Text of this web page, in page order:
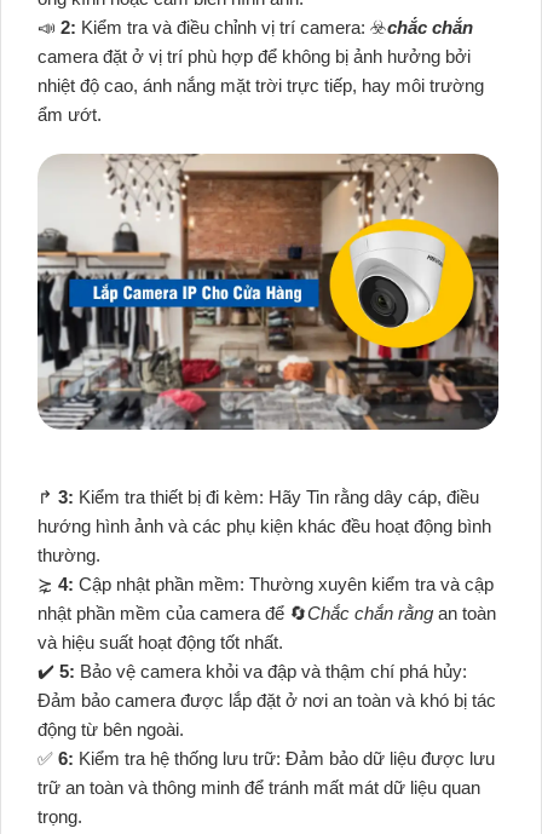
📣 2: Kiểm tra và điều chỉnh vị trí camera: ☣️chắc chắn
camera đặt ở vị trí phù hợp để không bị ảnh hưởng bởi
nhiệt độ cao, ánh nắng mặt trời trực tiếp, hay môi trường
ẩm ướt.
️↱ 3: Kiểm tra thiết bị đi kèm: Hãy Tin rằng dây cáp, điều
hướng hình ảnh và các phụ kiện khác đều hoạt động bình
thường.
⋩ 4: Cập nhật phần mềm: Thường xuyên kiểm tra và cập
nhật phần mềm của camera để 🔄Chắc chắn rằng an toàn
và hiệu suất hoạt động tốt nhất.
✔️ 5: Bảo vệ camera khỏi va đập và thậm chí phá hủy:
Đảm bảo camera được lắp đặt ở nơi an toàn và khó bị tác
động từ bên ngoài.
️✅ 6: Kiểm tra hệ thống lưu trữ: Đảm bảo dữ liệu được lưu
trữ an toàn và thông minh để tránh mất mát dữ liệu quan
trọng.